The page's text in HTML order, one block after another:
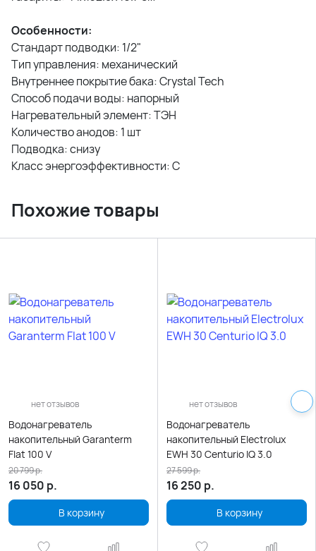
Особенности:
Стандарт подводки: 1/2"
Тип управления: механический
Внутреннее покрытие бака: Crystal Tech
Способ подачи воды: напорный
Нагревательный элемент: ТЭН
Количество анодов: 1 шт
Подводка: снизу
Класс энергоэффективности: C
Похожие товары
нет отзывов
Водонагреватель
накопительный Garanterm
Flat 100 V
16 050 р.
20 799р.
В корзину
нет отзывов
Водонагреватель
накопительный Electrolux
EWH 30 Centurio IQ 3.0
16 250 р.
27 599р.
В корзину